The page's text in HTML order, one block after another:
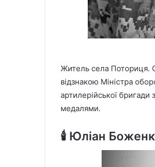
Житель села Поториця.
відзнакою Міністра
артилерійської
медалями.
🕯️ Юліан